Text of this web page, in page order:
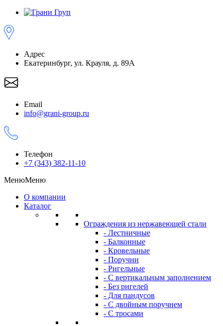
Адрес
Екатеринбург, ул. Крауля, д. 89А
Email
info@grani-group.ru
Телефон
+7 (343) 382-11-10
МенюМеню
О компании
Каталог
Ограждения из нержавеющей стали
- Лестничные
- Балконные
- Кровельные
- Поручни
- Ригельные
- С вертикальным заполнением
- Без ригелей
- Для пандусов
- С двойным поручнем
- С тросами